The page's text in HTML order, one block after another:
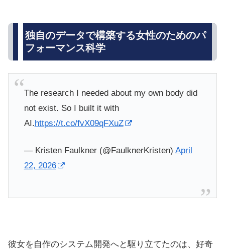
独自のデータで構築する女性のためのパ
フォーマンス科学
The research I needed about my own body did
not exist. So I built it with
AI.https://t.co/fvX09qFXuZ
— Kristen Faulkner (@FaulknerKristen) April
22, 2026
彼女を自作のシステム開発へと駆り立てたのは、好奇